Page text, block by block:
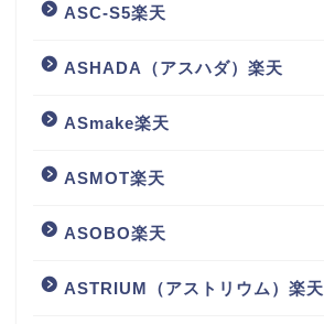
ASC-S5楽天
ASHADA（アスハダ）楽天
ASmake楽天
ASMOT楽天
ASOBO楽天
ASTRIUM（アストリウム）楽天